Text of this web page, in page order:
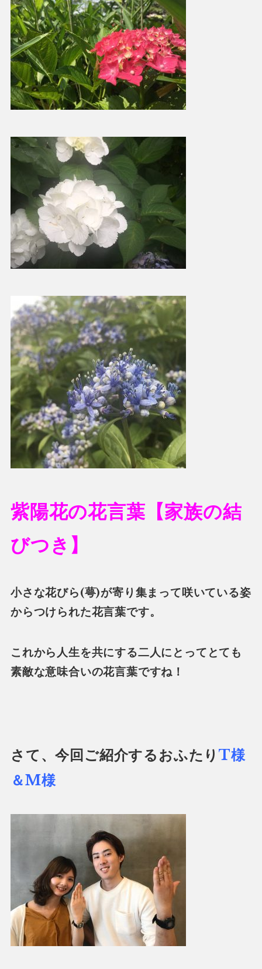
紫陽花の花言葉【家族の結
びつき】
小さな花びら(萼)が寄り集まって咲いている姿
からつけられた花言葉です。
これから人生を共にする二人にとってとても
素敵な意味合いの花言葉ですね！
さて、今回ご紹介するおふたりT様
＆M様